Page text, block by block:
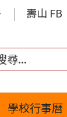
壽山 FB
學校行事曆